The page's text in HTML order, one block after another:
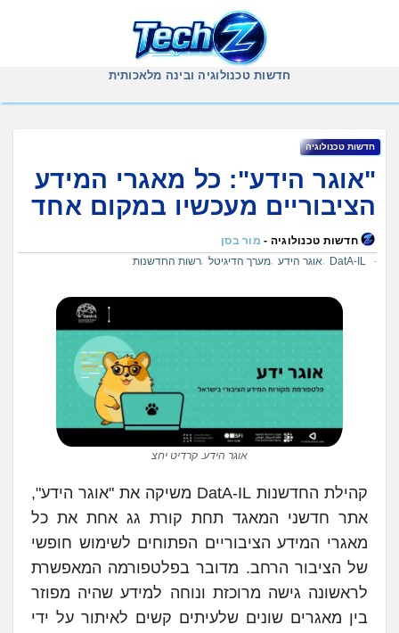
חדשות טכנולוגיה ובינה מלאכותית
חדשות טכנולוגיה
"אוגר הידע": כל מאגרי המידע
הציבוריים מעכשיו במקום אחד
חדשות טכנולוגיה - מור בסן
DatA-IL
אוגר הידע מערך הדיגיטל רשות החדשנות
אוגר הידע. קרדיט יחצ
קהילת החדשנות DatA-IL משיקה את "אוגר הידע",
אתר חדשני המאגד תחת קורת גג אחת את כל
מאגרי המידע הציבוריים הפתוחים לשימוש חופשי
של הציבור הרחב. מדובר בפלטפורמה המאפשרת
לראשונה גישה מרוכזת ונוחה למידע שהיה מפוזר
בין מאגרים שונים שלעיתים קשים לאיתור על ידי